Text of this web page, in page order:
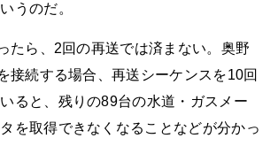
うのだ。
たら、2回の再送では済まない。奥野
接続する場合、再送シーケンスを10回
ると、残りの89台の水道・ガスメー
を取得できなくなることなどが分かっ